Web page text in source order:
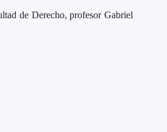
de Derecho, profesor Gabriel